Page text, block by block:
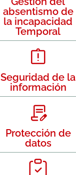
absentismo de
la incapacidad
Temporal
Seguridad de la
información
Protección de
datos